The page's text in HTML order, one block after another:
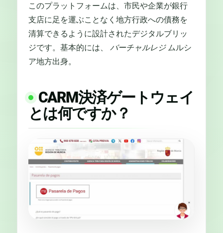
このプラットフォームは、市民や企業が銀行
支店に足を運ぶことなく地方行政への債務を
清算できるように設計されたデジタルブリッ
ジです。基本的には、 バーチャルレジムルシ
ア地方出身。
CARM決済ゲートウェイ
とは何ですか？